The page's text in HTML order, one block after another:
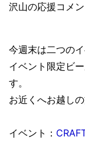
沢山の応援コメ
今週末は二つの
イベント限定ビ
す。
お近くへお越し
イベント：